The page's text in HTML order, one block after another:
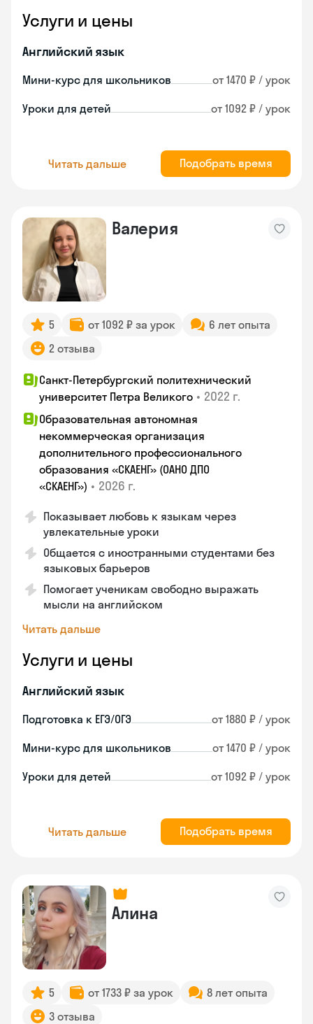
Услуги и цены
Английский язык
Мини-курс для школьников от 1470 ₽ / урок
Уроки для детей от 1092 ₽ / урок
Читать дальше Подобрать время
Валерия
5 от 1092 ₽ за урок
6 лет опыта
2 отзыва
Санкт-Петербургский политехнический
университет Петра Великого • 2022 г.
Образовательная автономная
некоммерческая организация
дополнительного профессионального
образования «СКАЕНГ» (ОАНО ДПО
«СКАЕНГ») • 2026 г.
Показывает любовь к языкам через
увлекательные уроки
Общается с иностранными студентами без
языковых барьеров
Помогает ученикам свободно выражать
мысли на английском
Читать дальше
Услуги и цены
Английский язык
Подготовка к ЕГЭ/ОГЭ от 1880 ₽ / урок
Мини-курс для школьников от 1470 ₽ / урок
Уроки для детей от 1092 ₽ / урок
Читать дальше Подобрать время
Алина
5 от 1733 ₽ за урок
8 лет опыта
3 отзыва